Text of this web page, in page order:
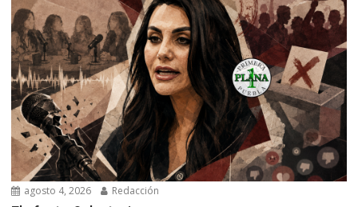
agosto 4, 2026 Redacción